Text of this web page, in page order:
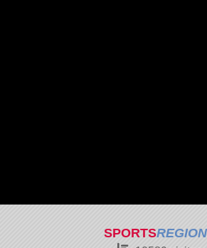
SPORTS